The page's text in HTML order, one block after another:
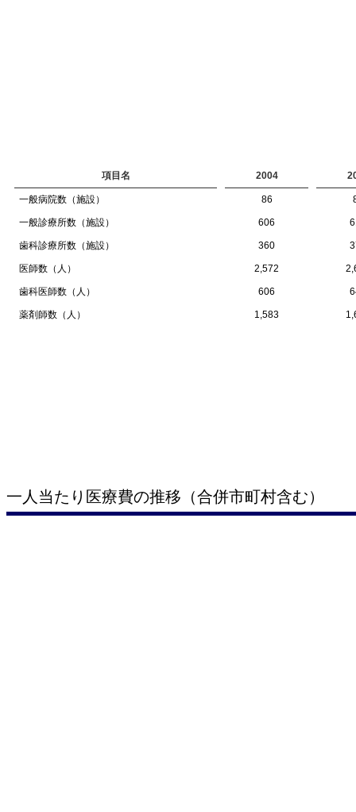
項目名 2004
一般病院数（施設） 86
一般診療所数（施設） 606
歯科診療所数（施設） 360
医師数（人） 2,572
歯科医師数（人） 606
薬剤師数（人） 1,583
一人当たり医療費の推移（合併市町村含む）